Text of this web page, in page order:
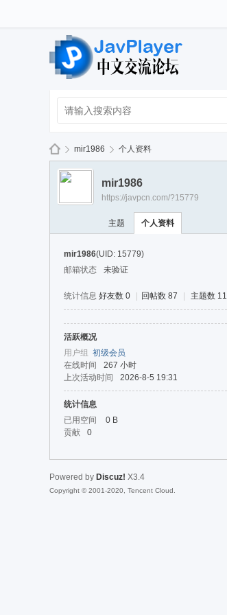
|Ja
›
mir1986 个人资料
mir1986
https://javpcn.com/?15779
主题 个人资料
mir1986(UID: 15779)
邮箱状态
未验证
统计信息 好友数 0 回帖数 87 主题数 11
活跃概况
用户组 初级会员
在线时间
267 小时
上次活动时间
2026-8-5 19:31
统计信息
已用空间
0 B
贡献
0
Powered by Discuz! X3.4
Copyright © 2001-2020, Tencent Cloud.